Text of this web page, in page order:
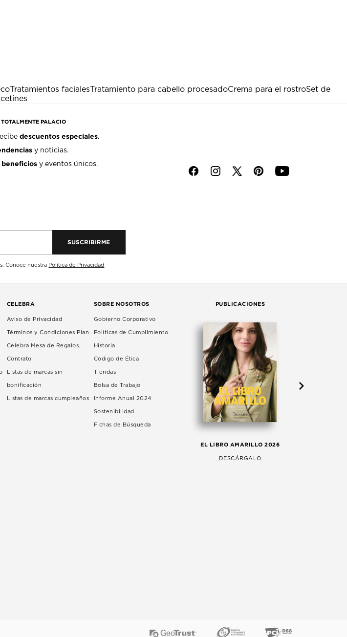
Tratamientos facialesTratamiento para cabello procesadoCrema para el rostroSet de
PALACIO
descuentos especiales.
y noticias.
beneficios y eventos únicos.
SUSCRIBIRME
Conoce nuestra Política de Privacidad
f i p y
CELEBRA
Aviso de Privacidad
Términos y Condiciones Plan
Celebra Mesa de Regalos.
Contrato
Listas de marcas sin
bonificación
Listas de marcas cumpleaños
SOBRE NOSOTROS
Gobierno Corporativo
Políticas de Cumplimiento
Historia
Código de Ética
Tiendas
Bolsa de Trabajo
Informe Anual 2024
Sostenibilidad
Fichas de Búsqueda
PUBLICACIONES
EL LIBRO AMARILLO 2026
DESCÁRGALO